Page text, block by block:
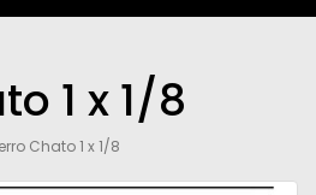
1 x 1/8
Chato 1 x 1/8